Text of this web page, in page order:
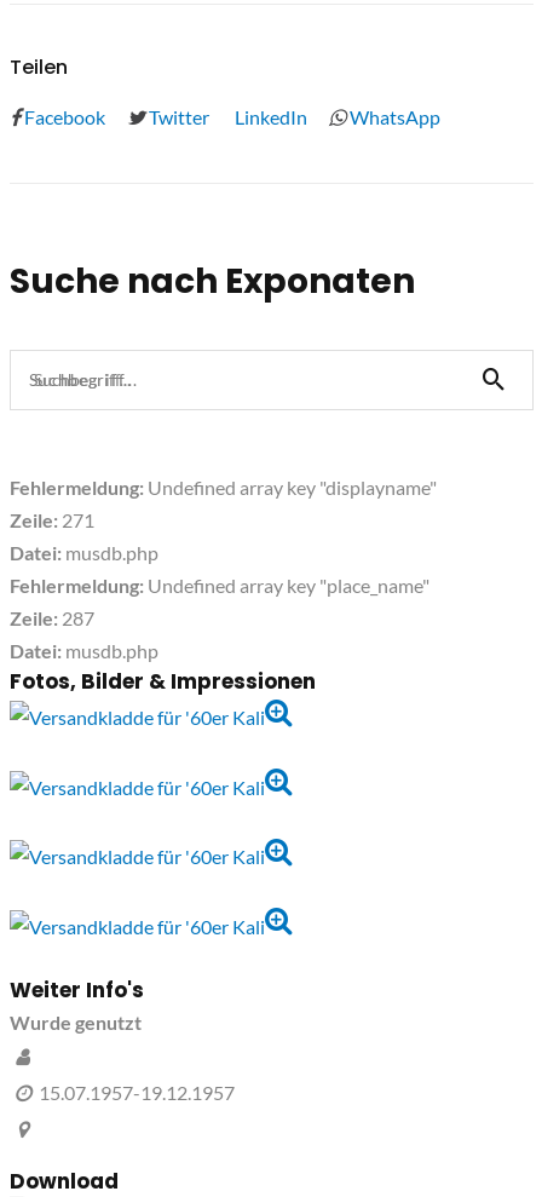
Teilen
Facebook Twitter LinkedIn WhatsApp
Suche nach Exponaten
Suchbegriff...
Fehlermeldung: Undefined array key "displayname"
Zeile: 271
Datei: musdb.php
Fehlermeldung: Undefined array key "place_name"
Zeile: 287
Datei: musdb.php
Fotos, Bilder & Impressionen
Weiter Info's
Wurde genutzt
15.07.1957-19.12.1957
Download